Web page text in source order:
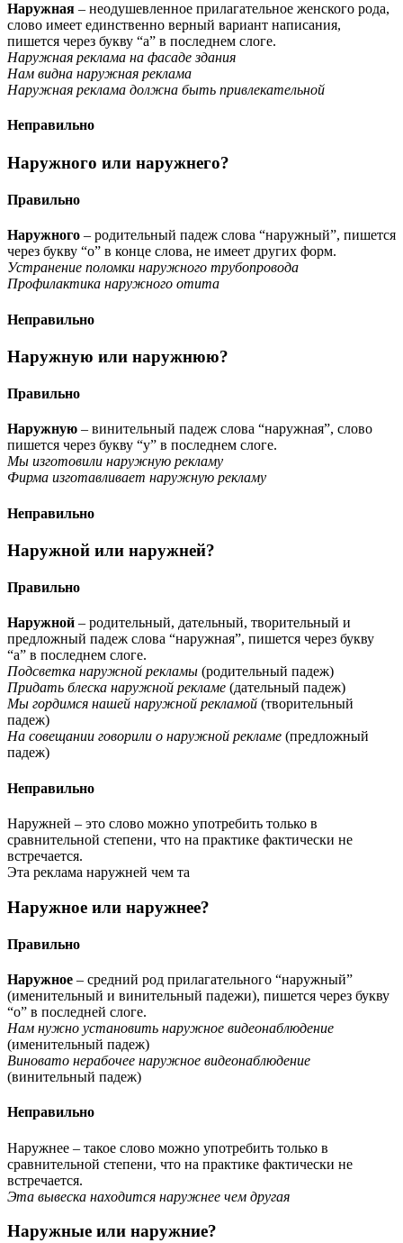
Наружная – неодушевленное прилагательное женского рода,
слово имеет единственно верный вариант написания,
пишется через букву “а” в последнем слоге.
Наружная реклама на фасаде здания
Нам видна наружная реклама
Наружная реклама должна быть привлекательной
Неправильно
Наружного или наружнего?
Правильно
Наружного – родительный падеж слова “наружный”, пишется
через букву “о” в конце слова, не имеет других форм.
Устранение поломки наружного трубопровода
Профилактика наружного отита
Неправильно
Наружную или наружнюю?
Правильно
Наружную – винительный падеж слова “наружная”, слово
пишется через букву “у” в последнем слоге.
Мы изготовили наружную рекламу
Фирма изготавливает наружную рекламу
Неправильно
Наружной или наружней?
Правильно
Наружной – родительный, дательный, творительный и
предложный падеж слова “наружная”, пишется через букву
“а” в последнем слоге.
Подсветка наружной рекламы (родительный падеж)
Придать блеска наружной рекламе (дательный падеж)
Мы гордимся нашей наружной рекламой (творительный
падеж)
На совещании говорили о наружной рекламе (предложный
падеж)
Неправильно
Наружней – это слово можно употребить только в
сравнительной степени, что на практике фактически не
встречается.
Эта реклама наружней чем та
Наружное или наружнее?
Правильно
Наружное – средний род прилагательного “наружный”
(именительный и винительный падежи), пишется через букву
“о” в последней слоге.
Нам нужно установить наружное видеонаблюдение
(именительный падеж)
Виновато нерабочее наружное видеонаблюдение
(винительный падеж)
Неправильно
Наружнее – такое слово можно употребить только в
сравнительной степени, что на практике фактически не
встречается.
Эта вывеска находится наружнее чем другая
Наружные или наружние?